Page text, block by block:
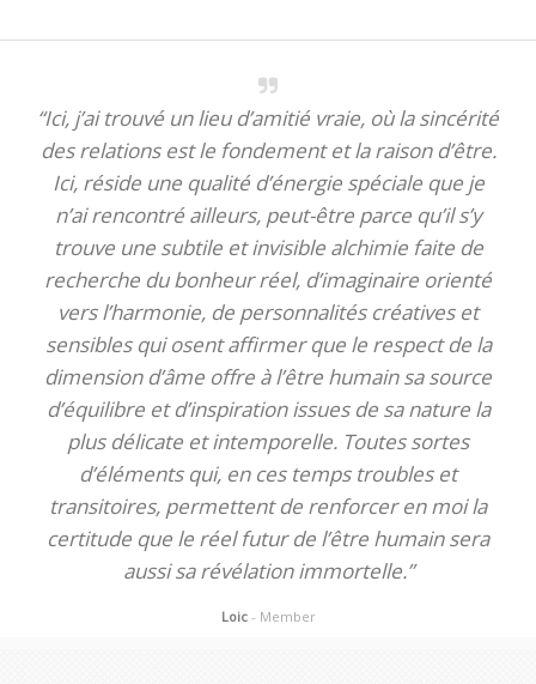
“Ici, j’ai trouvé un lieu d’amitié vraie, où la sincérité
des relations est le fondement et la raison d’être.
Ici, réside une qualité d’énergie spéciale que je
n’ai rencontré ailleurs, peut-être parce qu’il s’y
trouve une subtile et invisible alchimie faite de
recherche du bonheur réel, d’imaginaire orienté
vers l’harmonie, de personnalités créatives et
sensibles qui osent affirmer que le respect de la
dimension d’âme offre à l’être humain sa source
d’équilibre et d’inspiration issues de sa nature la
plus délicate et intemporelle. Toutes sortes
d’éléments qui, en ces temps troubles et
transitoires, permettent de renforcer en moi la
certitude que le réel futur de l’être humain sera
aussi sa révélation immortelle.”
Loic - Member